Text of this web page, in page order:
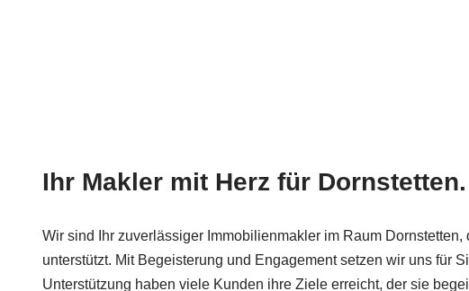
Ihr Makler mit Herz für Dornstetten.
Wir sind Ihr zuverlässiger Immobilienmakler im Raum Dornstetten,
unterstützt. Mit Begeisterung und Engagement setzen wir uns für
Unterstützung haben viele Kunden ihre Ziele erreicht, der sie